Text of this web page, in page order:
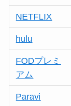
NETFLIX
hulu
FODプレミ
アム
Paravi